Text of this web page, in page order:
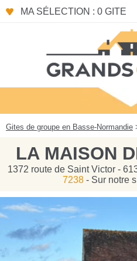
MA SÉLECTION : 0 GITE
Gites de groupe en Basse-Normandie
LA MAISON
1372 route de Saint Victor -
7238- Sur notre
Panneau de gestion des cookies